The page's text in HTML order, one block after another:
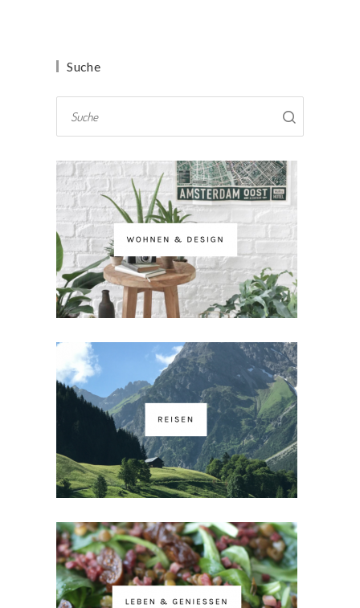
Suche